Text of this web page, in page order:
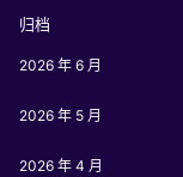
归档
2026 年 6 月
2026 年 5 月
2026 年 4 月